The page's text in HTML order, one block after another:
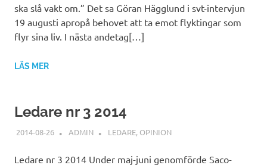
ska slå vakt om.” Det sa Göran Hägglund i svt-intervjun
19 augusti apropå behovet att ta emot flyktingar som
flyr sina liv. I nästa andetag[…]
LÄS MER
Ledare nr 3 2014
2014-08-26 ADMIN LEDARE, OPINION
Ledare nr 3 2014 Under maj-juni genomförde Saco-